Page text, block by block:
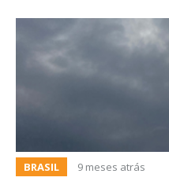
BRASIL 9 meses atrás